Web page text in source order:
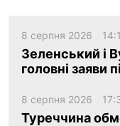
8 серпня 2026
Зеленський і
головні заяви
8 серпня 2026
Туреччина